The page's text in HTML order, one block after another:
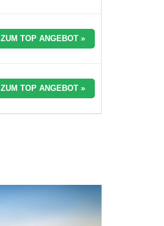
ZUM TOP ANGEBOT »
ZUM TOP ANGEBOT »